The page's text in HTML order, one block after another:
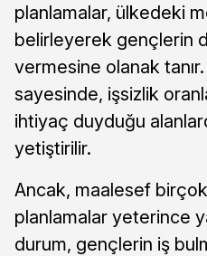
planlamalar, ülkedeki
belirleyerek gençlerin
vermesine olanak
sayesinde, işsizlik
ihtiyaç duyduğu
yetiştirilir.
Ancak, maalesef
planlamalar yeterince
durum, gençlerin iş